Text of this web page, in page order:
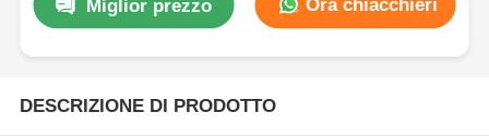
Miglior prezzo Ora chiacchieri
DESCRIZIONE DI PRODOTTO